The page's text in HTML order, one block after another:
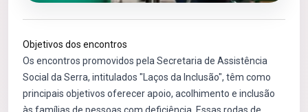
Objetivos dos encontros
Os encontros promovidos pela Secretaria de Assistência
Social da Serra, intitulados "Laços da Inclusão", têm como
principais objetivos oferecer apoio, acolhimento e inclusão